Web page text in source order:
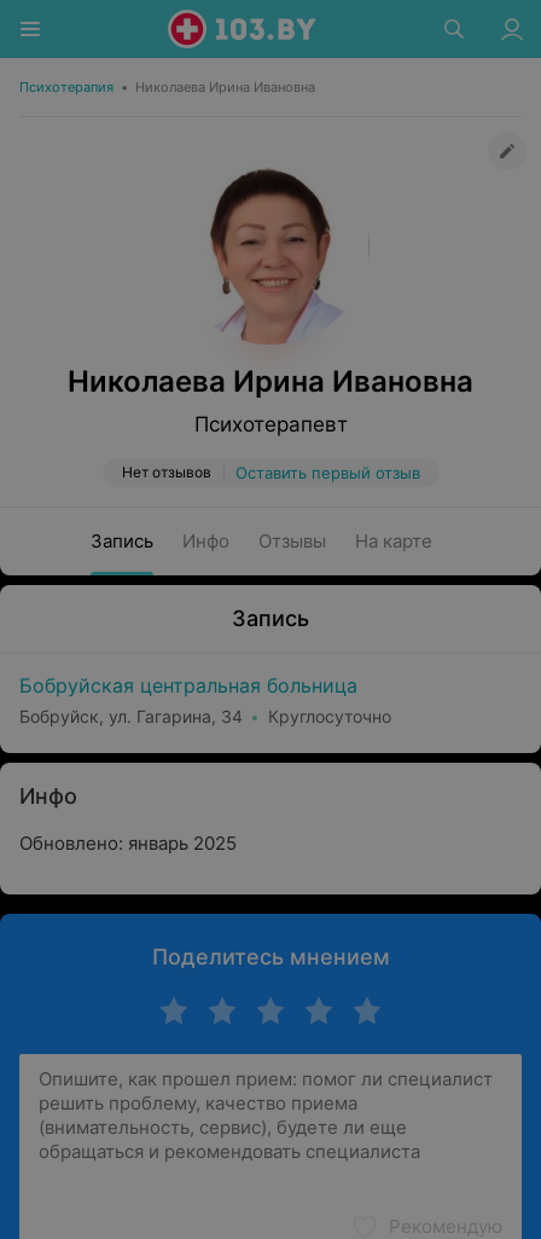
Психотерапия • Николаева Ирина Ивановна
Николаева Ирина Ивановна
Психотерапевт
Нет отзывов Оставить первый отзыв
Запись Инфо Отзывы На карте
Запись
Бобруйская центральная больница
Бобруйск, ул. Гагарина, 34 Круглосуточно
Инфо
Обновлено: январь 2025
Поделитесь мнением
Рекомендую